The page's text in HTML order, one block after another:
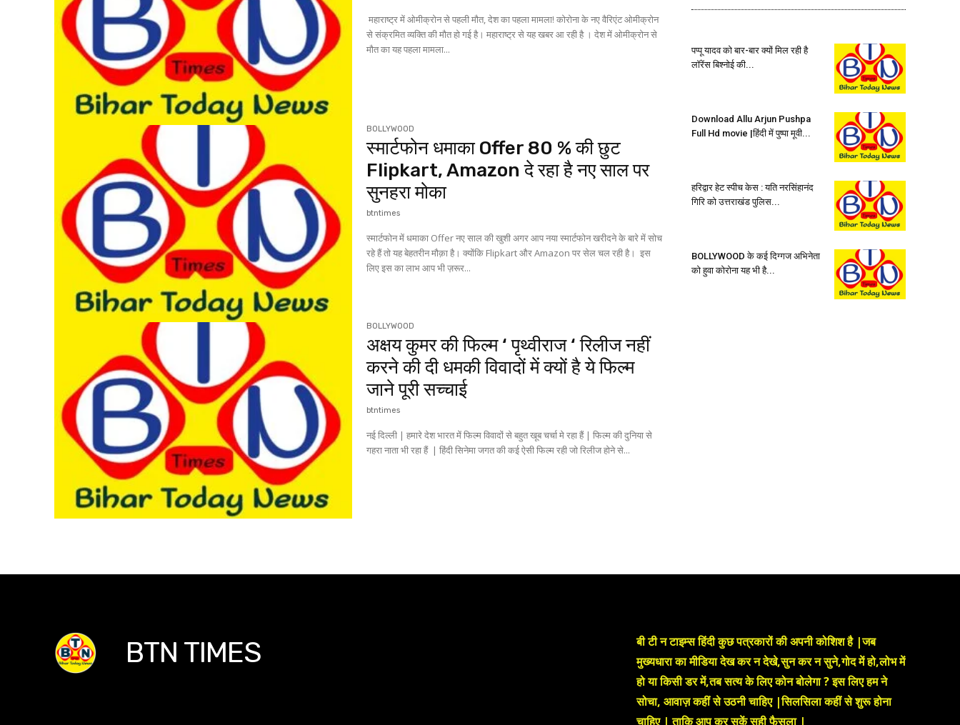
महाराष्ट्र में ओमीक्रोन से पहली मौत, देश का पहला मामला! कोरोना के नए वैरिएंट ओमीक्रोन
से संक्रमित व्यक्ति की मौत हो गई है। महाराष्ट्र से यह खबर आ रही है । देश में ओमीक्रोन से
मौत का यह पहला मामला...
BOLLYWOOD
स्मार्टफोन धमाका Offer 80 % की छुट
Flipkart, Amazon दे रहा है नए साल पर
सुनहरा मोका
btntimes
स्मार्टफोन में धमाका Offer नए साल की खुशी अगर आप नया स्मार्टफोन खरीदने के बारे में सोच
रहे हैं तो यह बेहतरीन मौक़ा है। क्योंकि Flipkart और Amazon पर सेल चल रही है। इस
लिए इस का लाभ आप भी ज़रूर...
BOLLYWOOD
अक्षय कुमर की फिल्म ‘ पृथ्वीराज ‘ रिलीज नहीं
करने की दी धमकी विवादों में क्यों है ये फिल्म
जाने पूरी सच्चाई
btntimes
नई दिल्ली | हमारे देश भारत में फिल्म विवादों से बहुत खूब चर्चा मे रहा हैं | फिल्म की दुनिया से
गहरा नाता भी रहा हैं | हिंदी सिनेमा जगत की कई ऐसी फिल्म रही जो रिलीज होने से...
पप्पू यादव को बार-बार क्यों मिल रही है
लॉरेंस बिश्नोई की...
Download Allu Arjun Pushpa
Full Hd movie |हिंदी में पुष्पा मूवी...
हरिद्वार हेट स्पीच केस : यति नरसिंहानंद
गिरि को उत्तराखंड पुलिस...
BOLLYWOOD के कई दिग्गज अभिनेता
को हुवा कोरोना यह भी है...
BTN TIMES
बी टी न टाइम्स हिंदी कुछ पत्रकारों की अपनी कोशिश है |जब
मुख्यधारा का मीडिया देख कर न देखे,सुन कर न सुने,गोद में हो,लोभ में
हो या किसी डर में,तब सत्य के लिए कोन बोलेगा ? इस लिए हम ने
सोचा, आवाज़ कहीं से उठनी चाहिए |सिलसिला कहीं से शुरू होना
चाहिए | ताकि आप कर सकें सही फैसला |